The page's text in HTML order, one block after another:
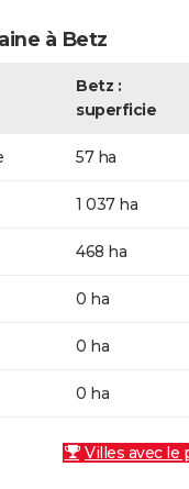
à Betz
Betz :
superficie
57 ha
1 037 ha
468 ha
0 ha
0 ha
0 ha
Villes avec le